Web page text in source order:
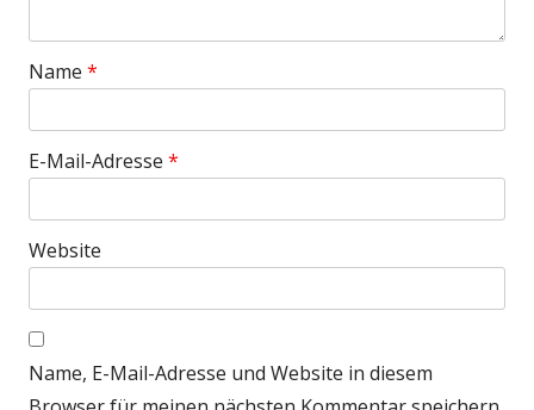
Name *
E-Mail-Adresse *
Website
Name, E-Mail-Adresse und Website in diesem